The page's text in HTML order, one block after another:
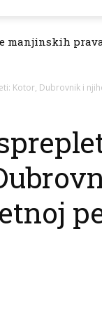
manjinskih
Kotor, Dubrovnik i